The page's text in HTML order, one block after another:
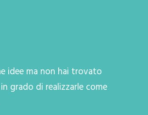
idee ma non hai trovato
grado di realizzarle come